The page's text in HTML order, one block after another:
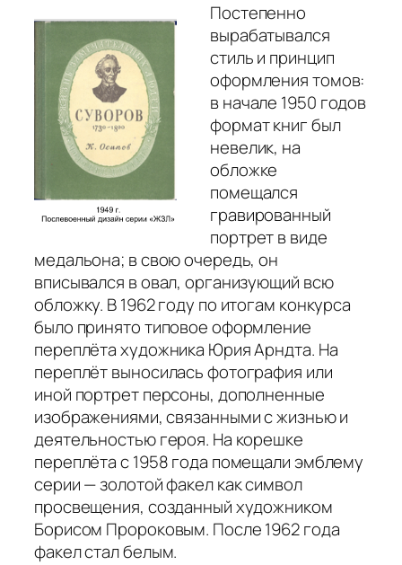
Постепенно
вырабатывался
стиль и принцип
оформления томов:
в начале 1950 годов
формат книг был
невелик, на
обложке
помещался
гравированный
портрет в виде
медальона; в свою очередь, он
вписывался в овал, организующий всю
обложку. В 1962 году по итогам конкурса
было принято типовое оформление
переплёта художника Юрия Арндта. На
переплёт выносилась фотография или
иной портрет персоны, дополненные
изображениями, связанными с жизнью и
деятельностью героя. На корешке
переплёта с 1958 года помещали эмблему
серии — золотой факел как символ
просвещения, созданный художником
Борисом Пророковым. После 1962 года
факел стал белым.